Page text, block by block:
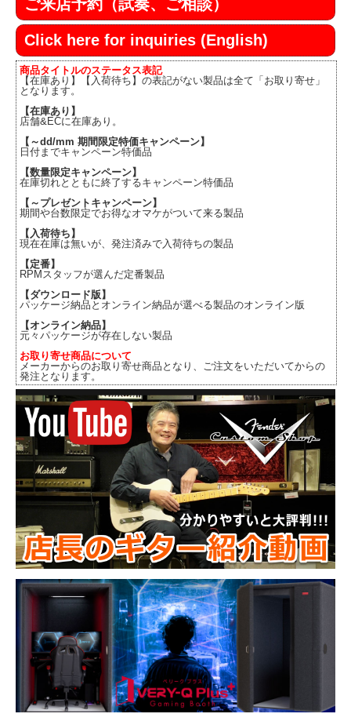
ご来店予約（試奏、ご相談）
Click here for inquiries (English)
商品タイトルのステータス表記
【在庫あり】【入荷待ち】の表記がない製品は全て「お取り寄せ」
となります。
【在庫あり】
店舗&ECに在庫あり。
【～dd/mm 期間限定特価キャンペーン】
日付までキャンペーン特価品
【数量限定キャンペーン】
在庫切れとともに終了するキャンペーン特価品
【～プレゼントキャンペーン】
期間や台数限定でお得なオマケがついて来る製品
【入荷待ち】
現在在庫は無いが、発注済みで入荷待ちの製品
【定番】
RPMスタッフが選んだ定番製品
【ダウンロード版】
パッケージ納品とオンライン納品が選べる製品のオンライン版
【オンライン納品】
元々パッケージが存在しない製品
お取り寄せ商品について
メーカーからのお取り寄せ商品となり、ご注文をいただいてからの
発注となります。